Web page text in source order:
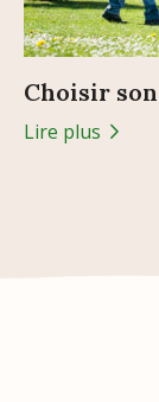
Choisir
Lire plus